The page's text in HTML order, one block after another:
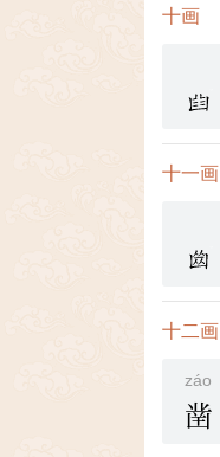
十画
十一画
十二画
záo
凿